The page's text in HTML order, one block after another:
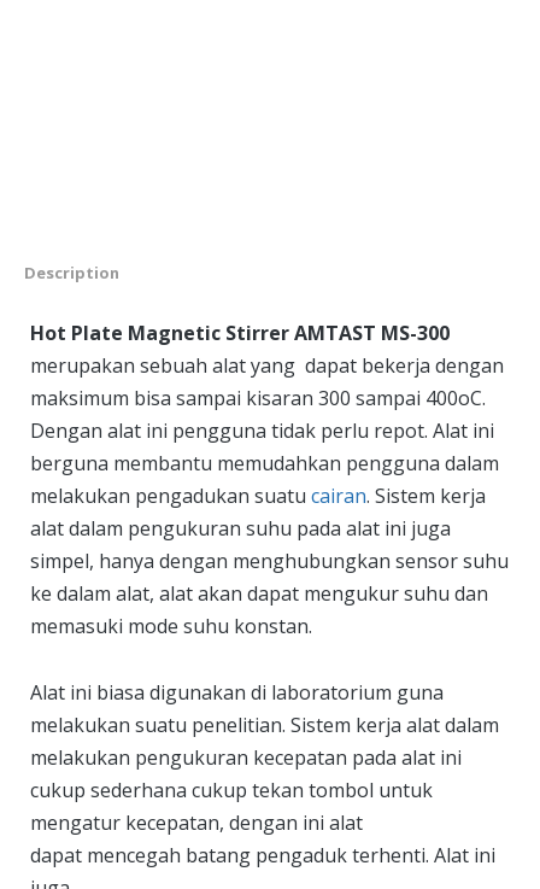
Description
Hot Plate Magnetic Stirrer AMTAST MS-300
merupakan sebuah alat yang dapat bekerja dengan
maksimum bisa sampai kisaran 300 sampai 400oC.
Dengan alat ini pengguna tidak perlu repot. Alat ini
berguna membantu memudahkan pengguna dalam
melakukan pengadukan suatu cairan. Sistem kerja
alat dalam pengukuran suhu pada alat ini juga
simpel, hanya dengan menghubungkan sensor suhu
ke dalam alat, alat akan dapat mengukur suhu dan
memasuki mode suhu konstan.
Alat ini biasa digunakan di laboratorium guna
melakukan suatu penelitian. Sistem kerja alat dalam
melakukan pengukuran kecepatan pada alat ini
cukup sederhana cukup tekan tombol untuk
mengatur kecepatan, dengan ini alat
dapat mencegah batang pengaduk terhenti. Alat ini